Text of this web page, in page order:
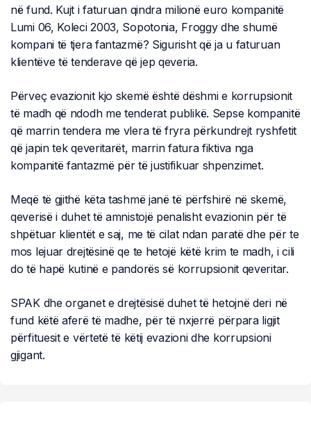
në fund. Kujt i faturuan qindra milionë euro kompanitë
Lumi 06, Koleci 2003, Sopotonia, Froggy dhe shumë
kompani të tjera fantazmë? Sigurisht që ja u faturuan
klientëve të tenderave që jep qeveria.
Përveç evazionit kjo skemë është dëshmi e korrupsionit
të madh që ndodh me tenderat publikë. Sepse kompanitë
që marrin tendera me vlera të fryra përkundrejt ryshfetit
që japin tek qeveritarët, marrin fatura fiktiva nga
kompanitë fantazmë për të justifikuar shpenzimet.
Meqë të gjithë këta tashmë janë të përfshirë në skemë,
qeverisë i duhet të amnistojë penalisht evazionin për të
shpëtuar klientët e saj, me të cilat ndan paratë dhe për te
mos lejuar drejtësinë qe te hetojë këtë krim te madh, i cili
do të hapë kutinë e pandorës së korrupsionit qeveritar.
SPAK dhe organet e drejtësisë duhet të hetojnë deri në
fund këtë aferë të madhe, për të nxjerrë përpara ligjit
përfituesit e vërtetë të këtij evazioni dhe korrupsioni
gjigant.